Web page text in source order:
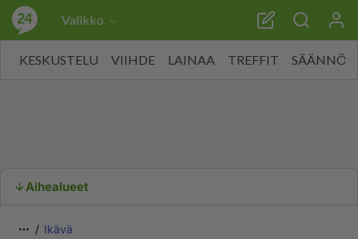
Valikko
KESKUSTELU VIIHDE LAINAA TREFFIT SÄÄNNÖT
Aihealueet
Ikävä